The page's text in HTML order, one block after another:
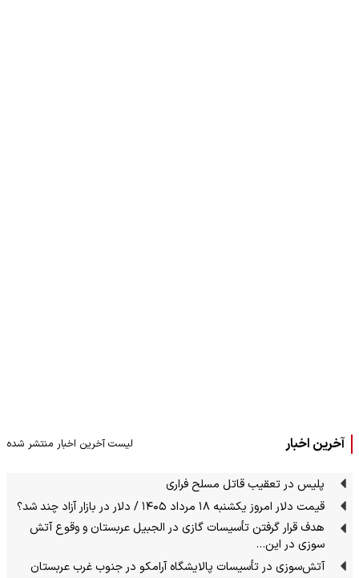
آخرین اخبار لیست آخرین اخبار منتشر شده
پلیس در تعقیب قاتل مسلح فراری
قیمت دلار امروز یکشنبه ۱۸ مرداد ۱۴۰۵ / دلار در بازار آزاد چند شد؟
هدف قرار گرفتن تأسیسات گازی در الجبیل عربستان و وقوع آتش
سوزی در این…
آتش‌سوزی در تأسیسات پالایشگاه آرامکو در جنوب غرب عربستان